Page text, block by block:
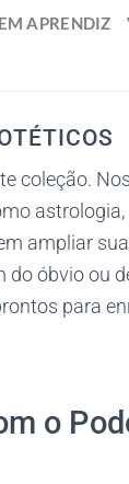
APRENDIZ
coleção.
ampliar
do óbvio ou
para
o